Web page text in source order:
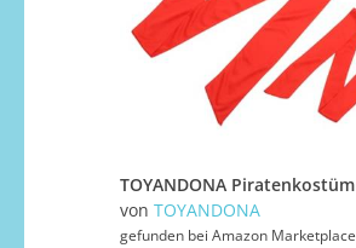
von TOYANDONA
gefunden bei Amazon Marketplace